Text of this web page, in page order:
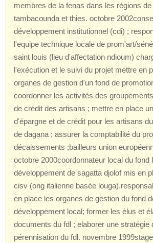
membres de la fenas dans les régions de
tambacounda et thies. octobre
développement institutionnel (cdi) ;
l'equipe technique locale de prom'art/
saint louis (lieu d'affectation ndioum)
l'exécution et le suivi du projet mettre en
organes de gestion d'un fond de
coordonner les activités des
de crédit des artisans ; mettre en place
d'épargne et de crédit pour les artisans
de dagana ; assurer la comptabilité du
décaissements ;bailleurs union
octobre 2000coordonnateur local du fond
développement de sagatta djolof mis en
cisv (ong italienne basée
en place les organes de gestion du fond
développement local; former les élus et
documents du fdl ; elaborer une stratégie
pérennisation du fdl. novembre